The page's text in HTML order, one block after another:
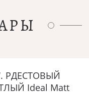
РДЕСТОВЫЙ
Ideal Matt